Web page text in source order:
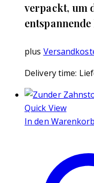
verpackt, um
plus
Delivery time:
Quick View
In den Warenkorb